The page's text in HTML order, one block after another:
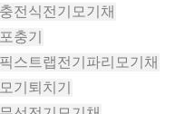
전식전기모기채
충기
스트랩전기파리모기채
기퇴치기